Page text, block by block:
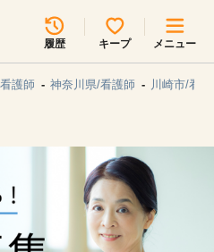
履歴 キープ メニュー
お問い合わせ
看護師 神奈川県/看護師 川崎市/看
ください
だきます。
北海道・東北